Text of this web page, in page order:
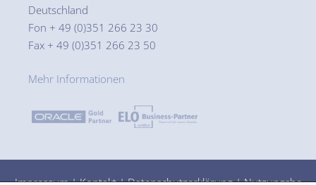
Deutschland
Fon + 49 (0)351 266 23 30
Fax + 49 (0)351 266 23 50
Mehr Informationen
Impressum|Kontakt|Datenschutzerklärung|Nutzungsbe